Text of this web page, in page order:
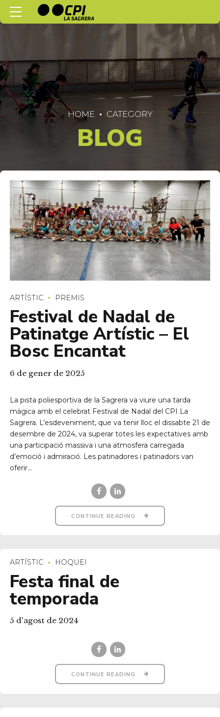
HOME CATEGORY
BLOG
ARTÍSTIC PREMIS
Festival de Nadal de
Patinatge Artístic – El
Bosc Encantat
6 de gener de 2025
La pista poliesportiva de la Sagrera va viure una tarda
màgica amb el celebrat Festival de Nadal del CPI La
Sagrera. L’esdeveniment, que va tenir lloc el dissabte 21 de
desembre de 2024, va superar totes les expectatives amb
una participació massiva i una atmosfera carregada
d’emoció i admiració. Les patinadores i patinadors van
oferir...
CONTINUE READING
ARTÍSTIC HOQUEI
Festa final de
temporada
5 d'agost de 2024
CONTINUE READING